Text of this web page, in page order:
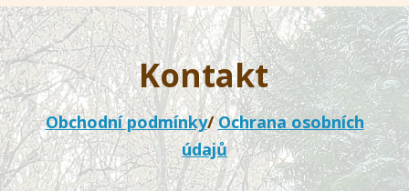
Kontakt
Obchodní podmínky/Ochrana osobních
údajů